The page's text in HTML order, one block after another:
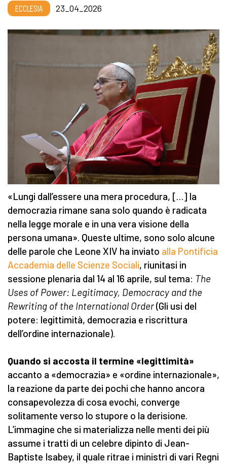
ECCLESIA 23_04_2026
«Lungi dall’essere una mera procedura, […] la
democrazia rimane sana solo quando è radicata
nella legge morale e in una vera visione della
persona umana». Queste ultime, sono solo alcune
delle parole che Leone XIV ha inviato alla Pontificia
Accademia delle Scienze Sociali, riunitasi in
sessione plenaria dal 14 al 16 aprile, sul tema: The
Uses of Power: Legitimacy, Democracy and the
Rewriting of the International Order(Gli usi del
potere: legittimità, democrazia e riscrittura
dell’ordine internazionale).
Quando si accosta il termine «legittimità»
accanto a «democrazia» e «ordine internazionale»,
la reazione da parte dei pochi che hanno ancora
consapevolezza di cosa evochi, converge
solitamente verso lo stupore o la derisione.
L’immagine che si materializza nelle menti dei più
assume i tratti di un celebre dipinto di Jean-
Baptiste Isabey, il quale ritrae i ministri di vari Regni